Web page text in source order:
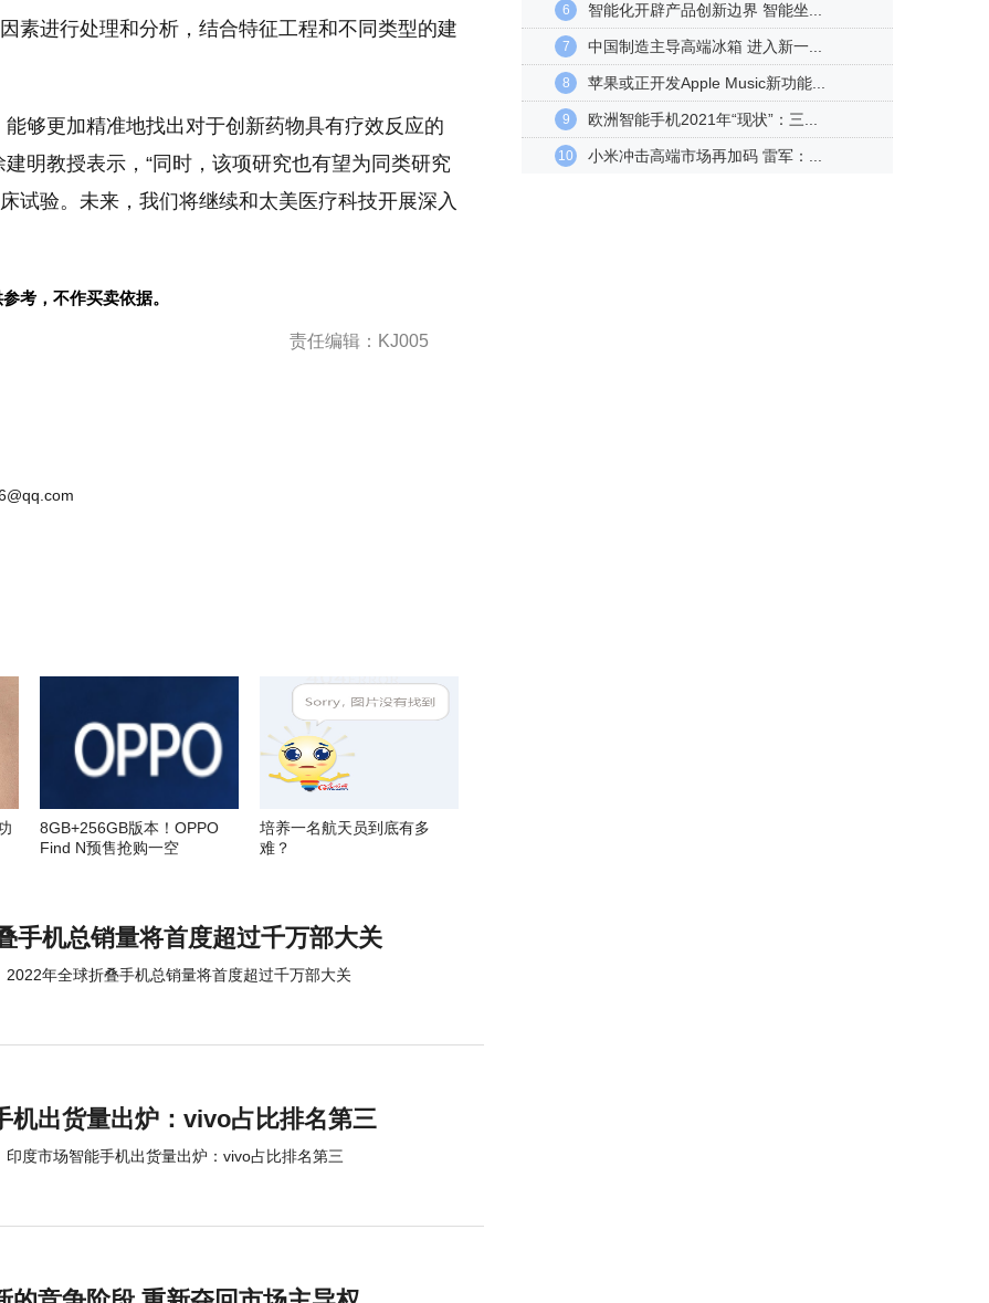
素进行处理和分析，结合特征工程和不同类型的建
够更加精准地找出对于创新药物具有疗效反应的
明教授表示，“同时，该项研究也有望为同类研究
试验。未来，我们将继续和太美医疗科技开展深入
考，不作买卖依据。
责任编辑：KJ005
8GB+256GB版本！OPPO
Find N预售抢购一空
培养一名航天员到底有多
难？
手机总销量将首度超过千万部大关
2022年全球折叠手机总销量将首度超过千万部大关
机出货量出炉：vivo占比排名第三
印度市场智能手机出货量出炉：vivo占比排名第三
6 智能化开辟产品创新边界 智能坐...
7 中国制造主导高端冰箱 进入新一...
8 苹果或正开发Apple Music新功能...
9 欧洲智能手机2021年“现状”：三...
10 小米冲击高端市场再加码 雷军：...